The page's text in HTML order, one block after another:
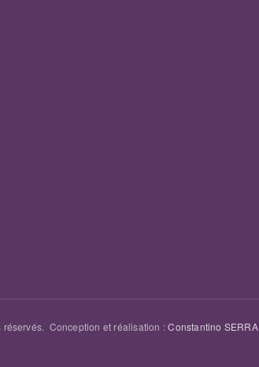
réservés. Conception et réalisation :Constantino SERRA